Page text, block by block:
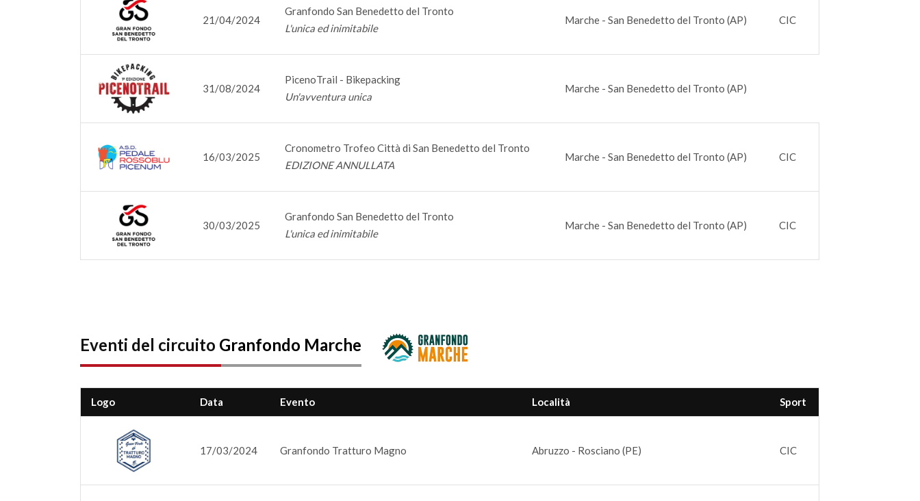
21/04/2024
Granfondo San Benedetto del Tronto
L'unica ed inimitabile
Marche - San Benedetto del Tronto (AP) CIC
31/08/2024
PicenoTrail - Bikepacking
Un'avventura unica
Marche - San Benedetto del Tronto (AP)
16/03/2025
Cronometro Trofeo Città di San Benedetto del Tronto
EDIZIONE ANNULLATA
Marche - San Benedetto del Tronto (AP) CIC
30/03/2025
Granfondo San Benedetto del Tronto
L'unica ed inimitabile
Marche - San Benedetto del Tronto (AP) CIC
Eventi del circuito Granfondo Marche
Logo Data Evento Località Sport
17/03/2024 Granfondo Tratturo Magno Abruzzo - Rosciano (PE) CIC